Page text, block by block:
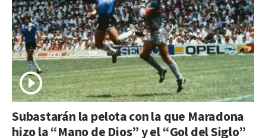
Subastarán la pelota con la que Maradona
hizo la “Mano de Dios” y el “Gol del Siglo”